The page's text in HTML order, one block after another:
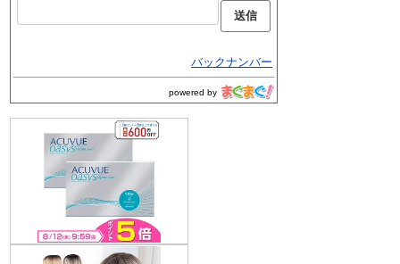
バックナンバー
powered by